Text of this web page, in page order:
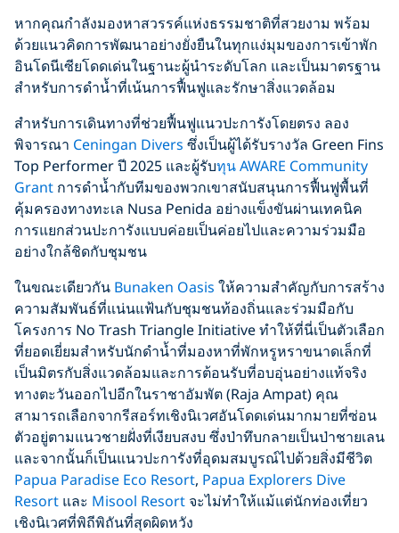
หากคุณกำลังมองหาสวรรค์แห่งธรรมชาติที่สวยงาม พร้อม
ด้วยแนวคิดการพัฒนาอย่างยั่งยืนในทุกแง่มุมของการเข้าพัก
อินโดนีเซียโดดเด่นในฐานะผู้นำระดับโลก และเป็นมาตรฐาน
สำหรับการดำน้ำที่เน้นการฟื้นฟูและรักษาสิ่งแวดล้อม
สำหรับการเดินทางที่ช่วยฟื้นฟูแนวปะการังโดยตรง ลอง
พิจารณา Ceningan Divers ซึ่งเป็นผู้ได้รับรางวัล Green Fins
Top Performer ปี 2025 และผู้รับทุน AWARE Community
Grant การดำน้ำกับทีมของพวกเขาสนับสนุนการฟื้นฟูพื้นที่
คุ้มครองทางทะเล Nusa Penida อย่างแข็งขันผ่านเทคนิค
การแยกส่วนปะการังแบบค่อยเป็นค่อยไปและความร่วมมือ
อย่างใกล้ชิดกับชุมชน
ในขณะเดียวกัน Bunaken Oasis ให้ความสำคัญกับการสร้าง
ความสัมพันธ์ที่แน่นแฟ้นกับชุมชนท้องถิ่นและร่วมมือกับ
โครงการ No Trash Triangle Initiative ทำให้ที่นี่เป็นตัวเลือก
ที่ยอดเยี่ยมสำหรับนักดำน้ำที่มองหาที่พักหรูหราขนาดเล็กที่
เป็นมิตรกับสิ่งแวดล้อมและการต้อนรับที่อบอุ่นอย่างแท้จริง
ทางตะวันออกไปอีกในราชาอัมพัต (Raja Ampat) คุณ
สามารถเลือกจากรีสอร์ทเชิงนิเวศอันโดดเด่นมากมายที่ซ่อน
ตัวอยู่ตามแนวชายฝั่งที่เงียบสงบ ซึ่งป่าทึบกลายเป็นป่าชายเลน
และจากนั้นก็เป็นแนวปะการังที่อุดมสมบูรณ์ไปด้วยสิ่งมีชีวิต
Papua Paradise Eco Resort, Papua Explorers Dive
Resort และ Misool Resort จะไม่ทำให้แม้แต่นักท่องเที่ยว
เชิงนิเวศที่พิถีพิถันที่สุดผิดหวัง